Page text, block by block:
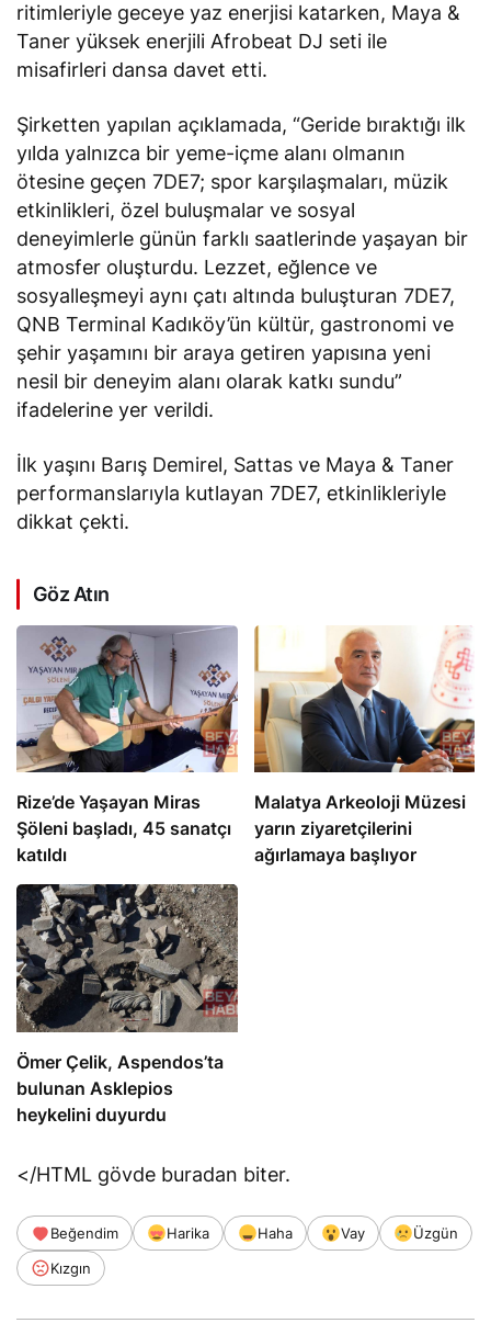
ritimleriyle geceye yaz enerjisi katarken, Maya &
Taner yüksek enerjili Afrobeat DJ seti ile
misafirleri dansa davet etti.
Şirketten yapılan açıklamada, “Geride bıraktığı ilk
yılda yalnızca bir yeme-içme alanı olmanın
ötesine geçen 7DE7; spor karşılaşmaları, müzik
etkinlikleri, özel buluşmalar ve sosyal
deneyimlerle günün farklı saatlerinde yaşayan bir
atmosfer oluşturdu. Lezzet, eğlence ve
sosyalleşmeyi aynı çatı altında buluşturan 7DE7,
QNB Terminal Kadıköy’ün kültür, gastronomi ve
şehir yaşamını bir araya getiren yapısına yeni
nesil bir deneyim alanı olarak katkı sundu”
ifadelerine yer verildi.
İlk yaşını Barış Demirel, Sattas ve Maya & Taner
performanslarıyla kutlayan 7DE7, etkinlikleriyle
dikkat çekti.
Göz Atın
Rize’de Yaşayan Miras
Şöleni başladı, 45 sanatçı
katıldı
Malatya Arkeoloji Müzesi
yarın ziyaretçilerini
ağırlamaya başlıyor
Ömer Çelik, Aspendos’ta
bulunan Asklepios
heykelini duyurdu
</HTML gövde buradan biter.
Beğendim Harika Haha Vay
Üzgün
Kızgın